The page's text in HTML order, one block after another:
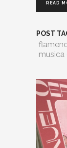
READ
POST
musica